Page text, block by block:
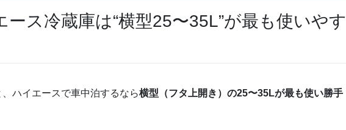
ース冷蔵庫は“横型25〜35L”が最も使いやす
ハイエースで車中泊するなら横型（フタ上開き）の25〜35Lが最も使い勝手